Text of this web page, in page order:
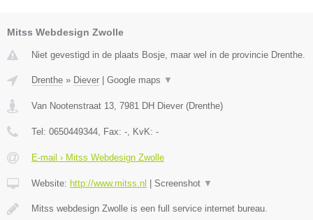
Mitss Webdesign Zwolle
Niet gevestigd in de plaats Bosje, maar wel in de provincie Drenthe.
Drenthe » Diever Google maps ▼
Van Nootenstraat 13, 7981 DH Diever (Drenthe)
Tel: 0650449344, Fax: -, KvK: -
E-mail › Mitss Webdesign Zwolle
Website: http://www.mitss.nl Screenshot ▼
Mitss webdesign Zwolle is een full service internet bureau.